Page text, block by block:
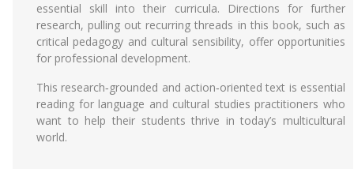
essential skill into their curricula. Directions for further
research, pulling out recurring threads in this book, such as
critical pedagogy and cultural sensibility, offer opportunities
for professional development.
This research‑grounded and action‑oriented text is essential
reading for language and cultural studies practitioners who
want to help their students thrive in today’s multicultural
world.